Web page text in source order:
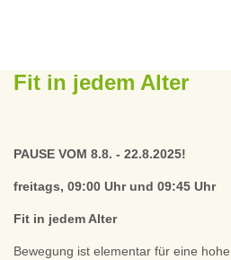
Fit in jedem Alter
PAUSE VOM 8.8. - 22.8.2025!
freitags, 09:00 Uhr und 09:45 Uhr
Fit in jedem Alter
Bewegung ist elementar für eine